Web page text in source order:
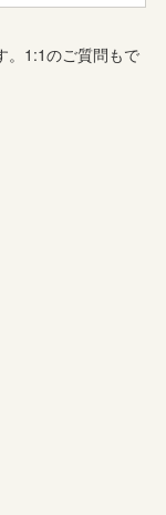
。1:1のご質問もで